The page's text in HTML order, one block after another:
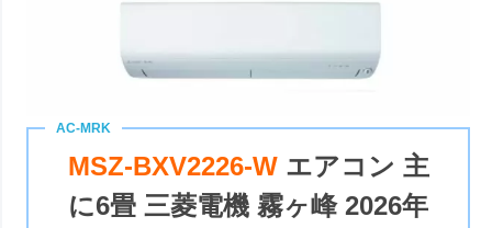
MSZ-BXV2226-W エアコン 主
に6畳 三菱電機 霧ヶ峰 2026年